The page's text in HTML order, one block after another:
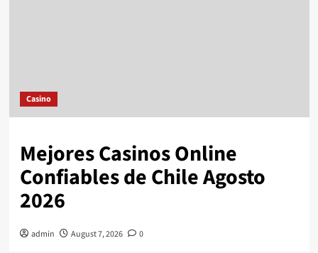
Casino
Mejores Casinos Online
Confiables de Chile Agosto
2026
admin August 7, 2026 0